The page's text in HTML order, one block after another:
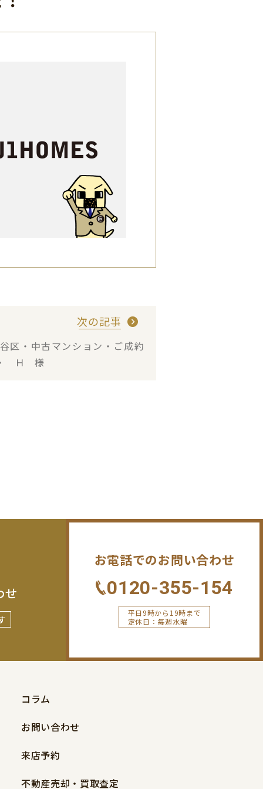
次の記事
区・中古マンション・ご成約
Ｈ 様
せ
お電話でのお問い合わせ
0120-355-154
平日9時から19時まで
定休日：毎週水曜
コラム
お問い合わせ
来店予約
不動産売却・買取査定